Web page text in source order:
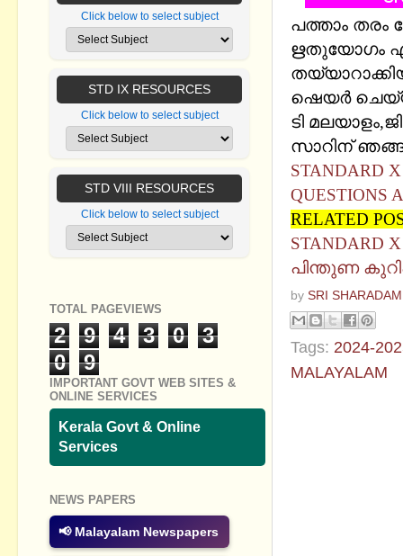
പത്താം തരം
ഋതുയോഗം
ഷെയര്‍
ടി
സാറിന്
STANDARD
QUESTIONS
RELATED
STANDARD
പിന്തുണ
by SRI
Tags: 2024-
MALAYALAM
Click below to select subject
STD IX RESOURCES
Click below to select subject
STD VIII RESOURCES
Click below to select subject
TOTAL PAGEVIEWS
2 9 4 3 0
3
0
9
IMPORTANT GOVT WEB SITES &
ONLINE SERVICES
Kerala Govt & Online
Services
NEWS PAPERS
📢 Malayalam Newspapers